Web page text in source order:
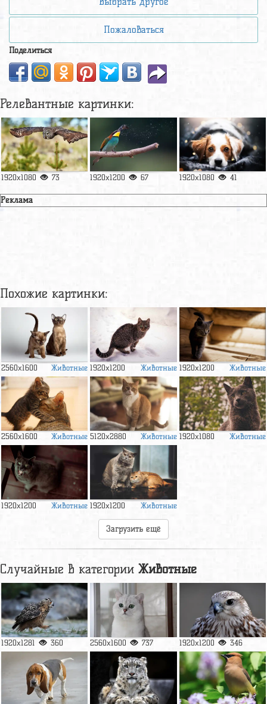
Пожаловаться
Поделиться
Релевантные картинки:
1920x1080 73 1920x1200 67 1920x1080 41
Реклама
Похожие картинки:
2560x1600 Животные 1920x1200 Животные 1920x1200 Животные
2560x1600 Животные 5120x2880 Животные 1920x1080 Животные
1920x1200 Животные 1920x1200 Животные
Загрузить ещё
Случайные в категории Животные
1920x1281 360 2560x1600 737 1920x1200 346